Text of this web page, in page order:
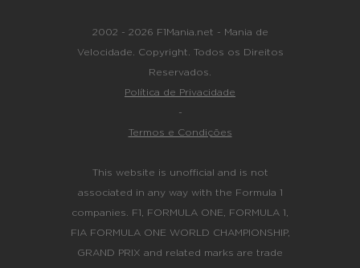
2002 - 2026 F1Mania.net - Mania de
Velocidade. Copyright. Todos os Direitos
Reservados.
Política de Privacidade
-
Termos e Condições
This website is unofficial and is not
associated in any way with the Formula 1
companies. F1, FORMULA ONE, FORMULA 1,
FIA FORMULA ONE WORLD CHAMPIONSHIP,
GRAND PRIX and related marks are trade